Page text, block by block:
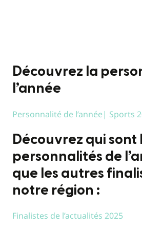
Découvrez la
l’année
Personnalité de l’année| Sports
Découvrez qui sont
personnalités de
que les autres
notre région :
Finalistes de l’actualités 2025